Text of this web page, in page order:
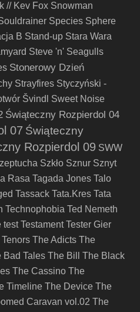
// Kev Fox Snowman
Species Sphere
B Stand-up Stara Wara
Steve 'n' Seagulls
Stonerowy Dzień
Strayfires Styczyński -
Švindl Sweet Noise
Świąteczny Rozpierdol 04
07 Świąteczny
Rozpierdol 09 SWW
Szkło Sznur Sznyt
Rasa Tagada Jones Talo
Tassack Tata.Kres Tata
Technophobia Ted Nemeth
test Testament Tester Gier
The Adicts The
Bad Tales The Bill
The Black
The Cassino The
Timeline The Device The
Caravan vol.02 The